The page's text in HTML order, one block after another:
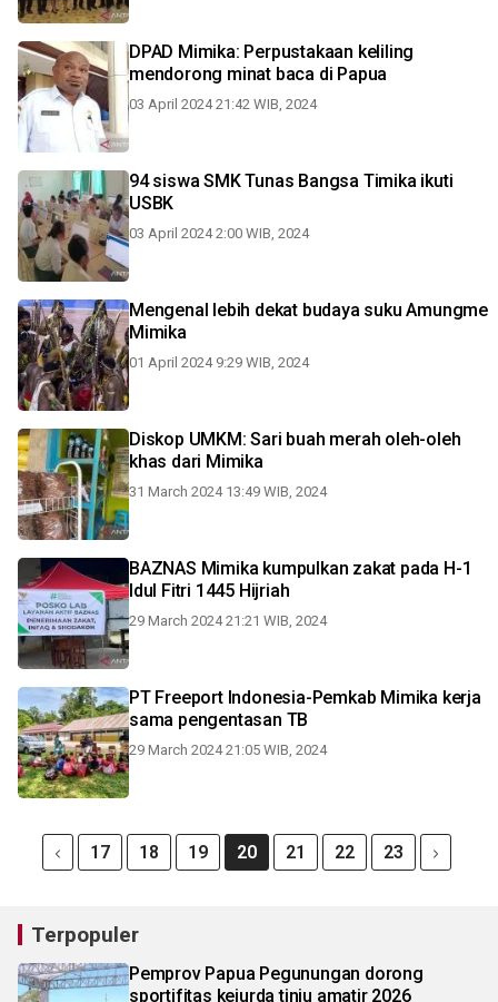
DPAD Mimika: Perpustakaan keliling
mendorong minat baca di Papua
03 April 2024 21:42 WIB, 2024
94 siswa SMK Tunas Bangsa Timika ikuti
USBK
03 April 2024 2:00 WIB, 2024
Mengenal lebih dekat budaya suku Amungme
Mimika
01 April 2024 9:29 WIB, 2024
Diskop UMKM: Sari buah merah oleh-oleh
khas dari Mimika
31 March 2024 13:49 WIB, 2024
BAZNAS Mimika kumpulkan zakat pada H-1
Idul Fitri 1445 Hijriah
29 March 2024 21:21 WIB, 2024
PT Freeport Indonesia-Pemkab Mimika kerja
sama pengentasan TB
29 March 2024 21:05 WIB, 2024
17 18 19 20 21 22 23
Terpopuler
Pemprov Papua Pegunungan dorong
sportifitas kejurda tinju amatir 2026